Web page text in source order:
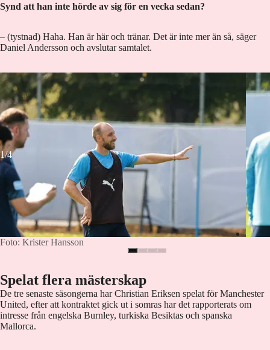
Synd att han inte hörde av sig för en vecka sedan?
– (tystnad) Haha. Han är här och tränar. Det är inte mer än så, säger
Daniel Andersson och avslutar samtalet.
1/4
Foto: Krister Hansson
Foto: Krister Hansson
Spelat flera mästerskap
De tre senaste säsongerna har Christian Eriksen spelat för Manchester
United, efter att kontraktet gick ut i somras har det rapporterats om
intresse från engelska Burnley, turkiska Besiktas och spanska
Mallorca.